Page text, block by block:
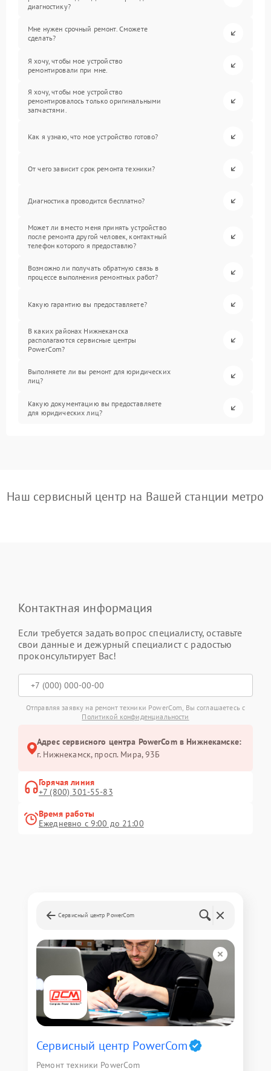
диагностику?
Мне нужен срочный ремонт. Сможете
сделать?
Я хочу, чтобы мое устройство
ремонтировали при мне.
Я хочу, чтобы мое устройство
ремонтировалось только оригинальными
запчастями.
Как я узнаю, что мое устройство готово?
От чего зависит срок ремонта техники?
Диагностика проводится бесплатно?
Может ли вместо меня принять устройство
после ремонта другой человек, контактный
телефон которого я предоставлю?
Возможно ли получать обратную связь в
процессе выполнения ремонтных работ?
Какую гарантию вы предоставляете?
В каких районах Нижнекамска
располагаются сервисные центры
PowerCom?
Выполняете ли вы ремонт для юридических
лиц?
Какую документацию вы предоставляете
для юридических лиц?
Наш сервисный центр на Вашей станции метро
Контактная информация
Если требуется задать вопрос специалисту, оставьте
свои данные и дежурный специалист с радостью
проконсультирует Вас!
Отправляя заявку на ремонт техники PowerCom, Вы соглашаетесь с
Политикой конфиденциальности
Адрес сервисного центра PowerCom в Нижнекамске:
г. Нижнекамск, просп. Мира, 93Б
Горячая линия
+7 (800) 301-55-83
Время работы
Ежедневно с 9:00 до 21:00
Сервисный центр PowerCom
Сервисный центр PowerCom
Ремонт техники PowerCom